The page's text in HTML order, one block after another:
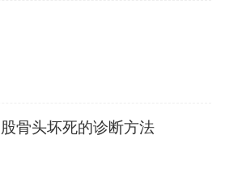
股骨头坏死的诊断方法